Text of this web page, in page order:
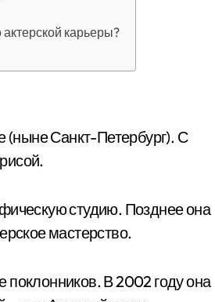
карьеры?
(ныне Санкт-Петербург). С
студию. Позднее она
мастерство.
В 2002 году она